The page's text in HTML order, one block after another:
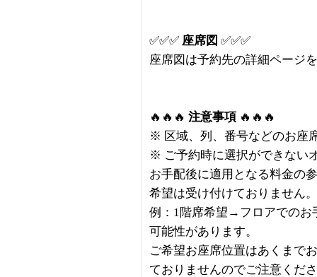
✅✅✅ 座席図 ✅✅✅
座席図は予約先の詳細ページ
🔥🔥🔥 注意事項 🔥🔥🔥
※ 区域、列、番号などのお座
※ ご予約時に選択ができない
お手配後に適用となる料金の
希望は受け付けておりません。
例：1階席希望→フロアでの
可能性があります。
ご希望お座席位置はあくまで
ておりませんのでご注意くだ